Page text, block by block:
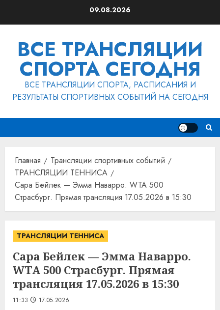
09.08.2026
ВСЕ ТРАНСЛЯЦИИ
СПОРТА СЕГОДНЯ
ВСЕ ТРАНСЛЯЦИИ СПОРТА, РАСПИСАНИЯ И
РЕЗУЛЬТАТЫ СПОРТИВНЫХ СОБЫТИЙ НА СЕГОДНЯ
Главная
Трансляции спортивных событий
ТРАНСЛЯЦИИ ТЕННИСА
Сара Бейлек — Эмма Наварро. WTA 500
Страсбург. Прямая трансляция 17.05.2026 в 15:30
ТРАНСЛЯЦИИ ТЕННИСА
Сара Бейлек — Эмма Наварро.
WTA 500 Страсбург. Прямая
трансляция 17.05.2026 в 15:30
11:33 17.05.2026